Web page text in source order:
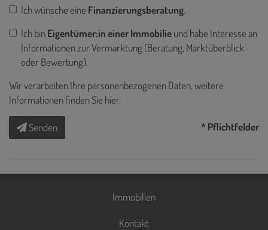
Ich wünsche eine Finanzierungsberatung.
Ich binEigentümer:in einer Immobilieund habe Interesse an
Informationen zur Vermarktung (Beratung, Marktüberblick
oder Bewertung).
Wir verarbeiten Ihre personenbezogenen Daten, weitere
Informationen finden Sie hier.
Senden * Pflichtfelder
Immobilien
Kontakt